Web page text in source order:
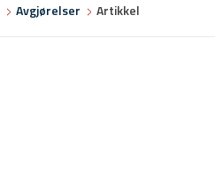
Avgjørelser Artikkel